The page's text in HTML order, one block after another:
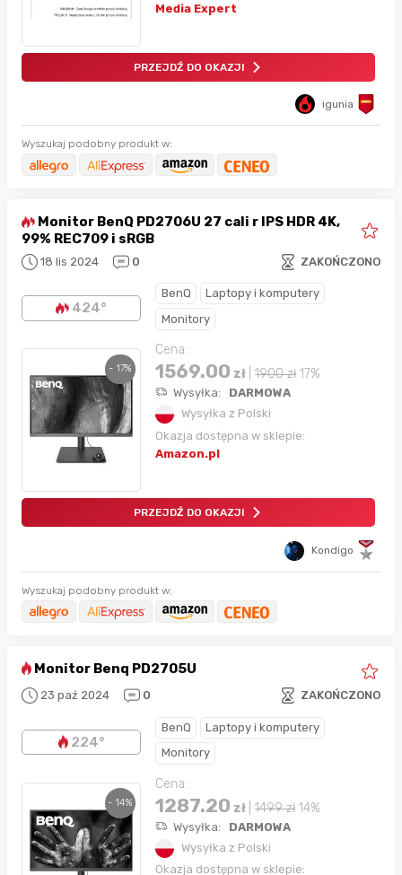
Media Expert
PRZEJDŹ DO OKAZJI
igunia
Wyszukaj podobny produkt w:
Monitor BenQ PD2706U 27 cali r IPS HDR 4K,
99% REC709 i sRGB
18 lis 2024 0 ZAKOŃCZONO
424°
BenQ
Laptopy i komputery
Monitory
- 17%
Cena:
1569.00 zł 1900zł 17%
Wysyłka:
DARMOWA
Wysyłka z Polski
Okazja dostępna w sklepie:
Amazon.pl
PRZEJDŹ DO OKAZJI
Kondigo
Wyszukaj podobny produkt w:
Monitor Benq PD2705U
23 paź 2024 0 ZAKOŃCZONO
224°
BenQ
Laptopy i komputery
Monitory
- 14%
Cena:
1287.20 zł 1499zł 14%
Wysyłka:
DARMOWA
Wysyłka z Polski
Okazja dostępna w sklepie: